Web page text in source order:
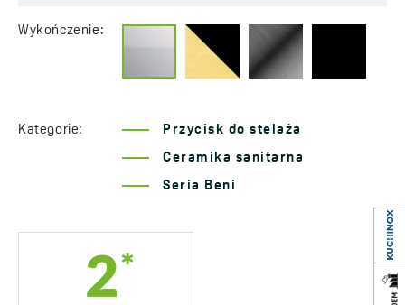
Wykończenie:
Kategorie: Przycisk do stelaża
Ceramika sanitarna
Seria Beni